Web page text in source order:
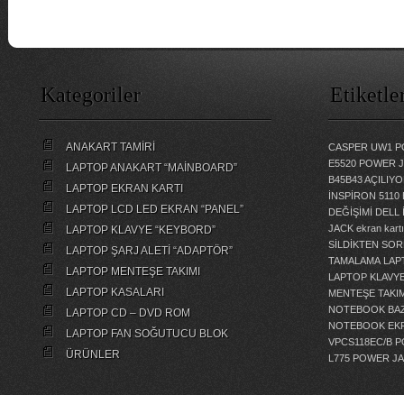
Kategoriler
ANAKART TAMİRİ
LAPTOP ANAKART “MAİNBOARD”
LAPTOP EKRAN KARTI
LAPTOP LCD LED EKRAN “PANEL”
LAPTOP KLAVYE “KEYBORD”
LAPTOP ŞARJ ALETİ “ADAPTÖR”
LAPTOP MENTEŞE TAKIMI
LAPTOP KASALARI
LAPTOP CD – DVD ROM
LAPTOP FAN SOĞUTUCU BLOK
ÜRÜNLER
CASPER UW1
E5520 POWER
B45B43
İNSPİRON
DEĞİŞİMİ
DELL
JACK ekran
SİLDİKTEN
TAMALAMA
LAPTOP
MENTEŞE
NOTEBOOK
NOTEBOOK
VPCS118EC/B
L775 POWER